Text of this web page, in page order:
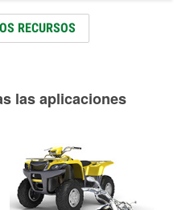
RECURSOS
las aplicaciones